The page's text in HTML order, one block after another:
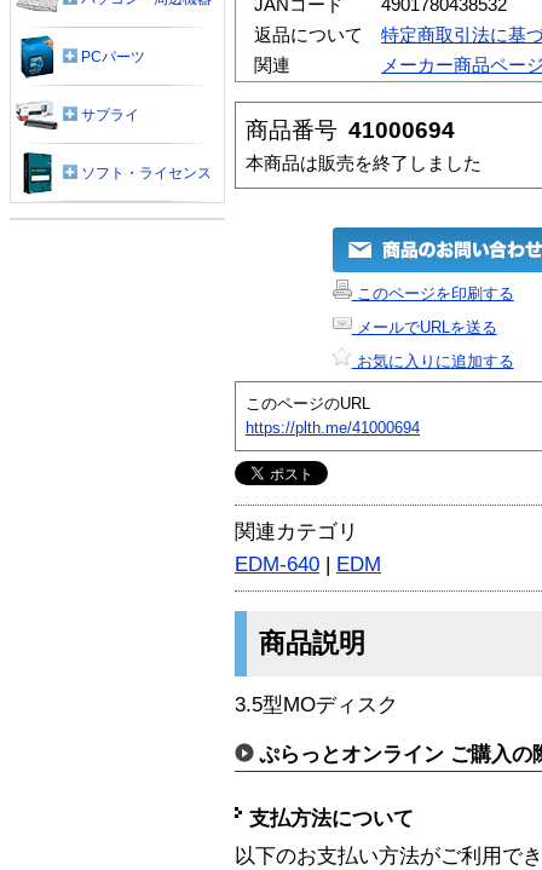
JANコード
4901780438532
返品について
特定商取引法に基
関連
メーカー商品ペー
商品番号 41000694
本商品は販売を終了しました
このページを印刷する
メールでURLを送る
お気に入りに追加する
このページのURL
https://plth.me/41000694
関連カテゴリ
EDM-640 | EDM
商品説明
3.5型MOディスク
ぷらっとオンライン ご購入の
支払方法について
以下のお支払い方法がご利用で
PCパーツ
サプライ
ソフト・ライセンス